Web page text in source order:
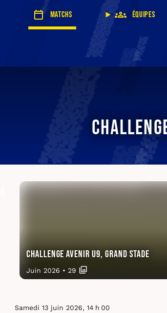
Matchs Équipes
Challenge Avenir U9, Grand stade
Juin 2026 • 29
Samedi 13 juin 2026, 14 h 00